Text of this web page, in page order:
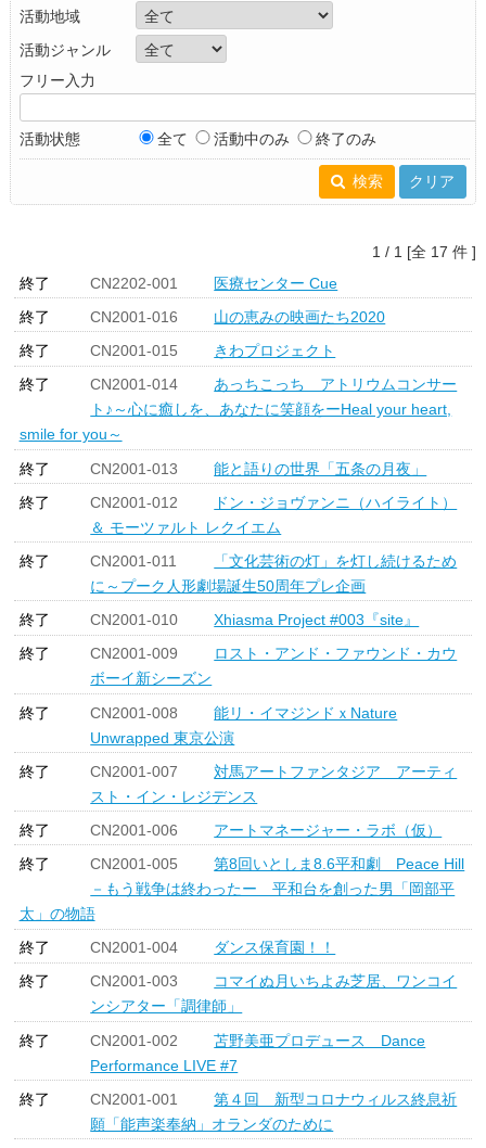
活動地域
活動ジャンル
フリー入力
活動状態 全て 活動中のみ 終了のみ
検索 クリア
1 / 1 [全 17 件 ]
終了
CN2202-001
医療センター Cue
終了
CN2001-016
山の恵みの映画たち2020
終了
CN2001-015
きわプロジェクト
終了
CN2001-014
あっちこっち アトリウムコンサー
ト♪～心に癒しを、あなたに笑顔をーHeal your heart,
smile for you～
終了
CN2001-013
能と語りの世界「五条の月夜」
終了
CN2001-012
ドン・ジョヴァンニ（ハイライト）
＆ モーツァルト レクイエム
終了
CN2001-011
「文化芸術の灯」を灯し続けるため
に～プーク人形劇場誕生50周年プレ企画
終了
CN2001-010
Xhiasma Project #003『site』
終了
CN2001-009
ロスト・アンド・ファウンド・カウ
ボーイ新シーズン
終了
CN2001-008
能リ・イマジンドｘNature
Unwrapped 東京公演
終了
CN2001-007
対馬アートファンタジア アーティ
スト・イン・レジデンス
終了
CN2001-006
アートマネージャー・ラボ（仮）
終了
CN2001-005
第8回いとしま8.6平和劇 Peace Hill
－もう戦争は終わったー 平和台を創った男「岡部平
太」の物語
終了
CN2001-004
ダンス保育園！！
終了
CN2001-003
コマイぬ月いちよみ芝居、ワンコイ
ンシアター「調律師」
終了
CN2001-002
苫野美亜プロデュース Dance
Performance LIVE #7
終了
CN2001-001
第４回 新型コロナウィルス終息祈
願「能声楽奉納」オランダのために